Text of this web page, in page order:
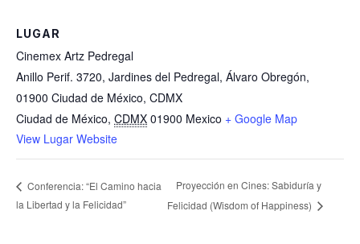
LUGAR
Cinemex Artz Pedregal
Anillo Perif. 3720, Jardines del Pedregal, Álvaro Obregón,
01900 Ciudad de México, CDMX
Ciudad de México, CDMX 01900 Mexico + Google Map
View Lugar Website
Conferencia: “El Camino hacia
la Libertad y la Felicidad”
Proyección en Cines: Sabiduría y
Felicidad (Wisdom of Happiness)